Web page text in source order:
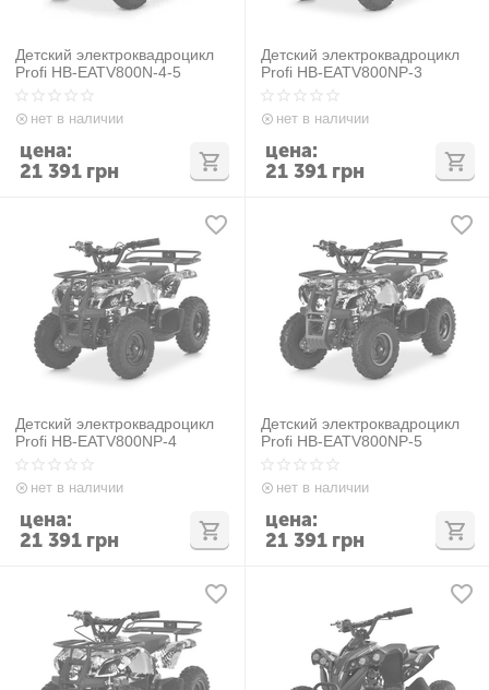
Детский электроквадроцикл
Profi HB-EATV800N-4-5
нет в наличии
21 391 грн
цена:
Детский электроквадроцикл
Profi HB-EATV800NP-3
нет в наличии
21 391 грн
цена:
Детский электроквадроцикл
Profi HB-EATV800NP-4
нет в наличии
21 391 грн
цена:
Детский электроквадроцикл
Profi HB-EATV800NP-5
нет в наличии
21 391 грн
цена: